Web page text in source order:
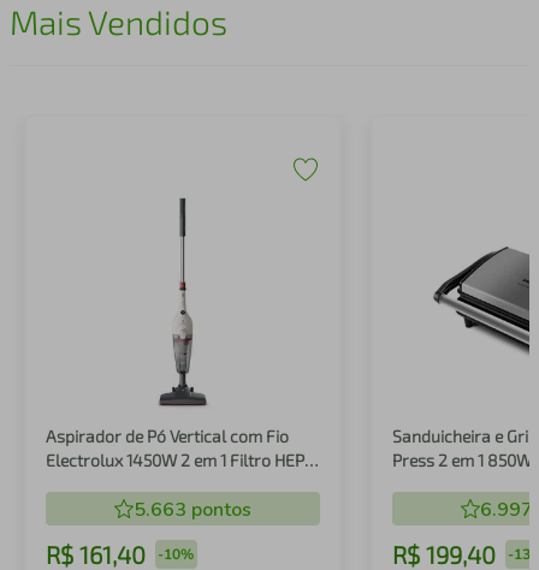
Mais Vendidos
Aspirador de Pó Vertical com Fio
Electrolux 1450W 2 em 1 Filtro HEPA
5.663 pontos
R$ 161,40 -10%
Sanduicheira e
Press 2 em 1 850W
6.997
R$ 199,40 -